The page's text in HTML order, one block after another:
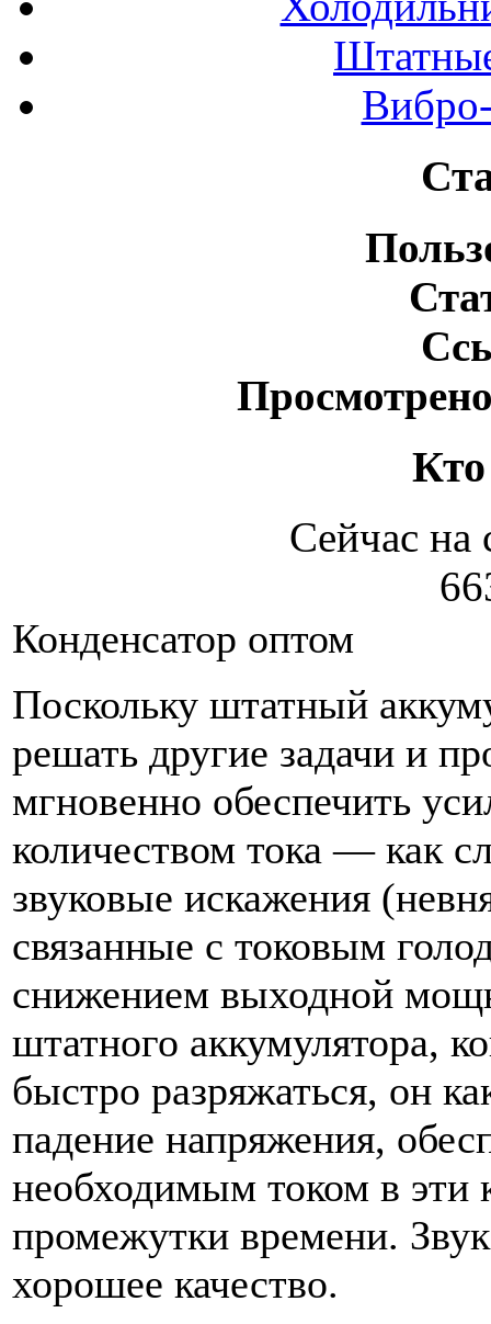
Кто
Сейчас на
Конденсатор оптом
Поскольку штатный
решать другие задачи и
мгновенно обеспечить
количеством тока — как
звуковые искажения
связанные с токовым
снижением выходной
штатного аккумулятора,
быстро разряжаться, он
падение напряжения,
необходимым током в эти
промежутки времени.
хорошее качество.